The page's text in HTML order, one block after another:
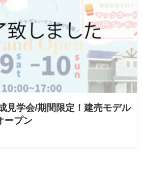
見学会/期間限定！建売モデル
ープン